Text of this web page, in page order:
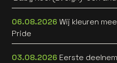
zich horen [video]
06.08.2026 Wij kleuren
Pride
03.08.2026 Eerste